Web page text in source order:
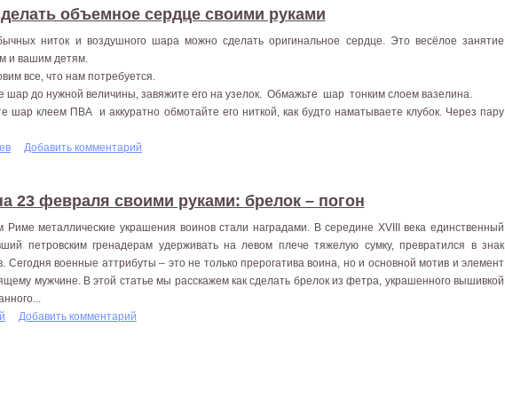
объемное сердце своими руками
ниток и воздушного шара можно сделать оригинальное сердце. Это весёлое занятие
и вашим детям.
все, что нам потребуется.
шар до нужной величины, завяжите его на узелок. Обмажьте шар тонким слоем вазелина.
шар клеем ПВА и аккуратно обмотайте его ниткой, как будто наматываете клубок. Через пару
Добавить комментарий
23 февраля своими руками: брелок – погон
металлические украшения воинов стали наградами. В середине XVIII века единственный
петровским гренадерам удерживать на левом плече тяжелую сумку, превратился в знак
Сегодня военные аттрибуты – это не только прерогатива воина, но и основной мотив и элемент
мужчине. В этой статье мы расскажем как сделать брелок из фетра, украшенного вышивкой
Добавить комментарий